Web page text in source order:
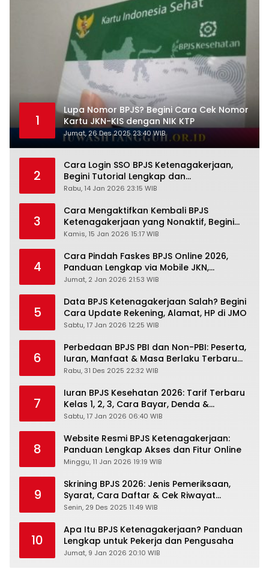
1
Lupa Nomor BPJS? Begini Cara Cek Nomor
Kartu JKN-KIS dengan NIK KTP
Jumat, 26 Des 2025 23:40 WIB
2
Cara Login SSO BPJS Ketenagakerjaan,
Begini Tutorial Lengkap dan
Pengertiannya
Rabu, 14 Jan 2026 23:15 WIB
3
Cara Mengaktifkan Kembali BPJS
Ketenagakerjaan yang Nonaktif, Begini
Panduan Lengkapnya
Kamis, 15 Jan 2026 15:17 WIB
4
Cara Pindah Faskes BPJS Online 2026,
Panduan Lengkap via Mobile JKN,
PANDAWA & Offiline Kantor Cabang
Jumat, 2 Jan 2026 21:53 WIB
5
Data BPJS Ketenagakerjaan Salah? Begini
Cara Update Rekening, Alamat, HP di JMO
Sabtu, 17 Jan 2026 12:25 WIB
6
Perbedaan BPJS PBI dan Non-PBI: Peserta,
Iuran, Manfaat & Masa Berlaku Terbaru
2026
Rabu, 31 Des 2025 22:32 WIB
7
Iuran BPJS Kesehatan 2026: Tarif Terbaru
Kelas 1, 2, 3, Cara Bayar, Denda &
Panduan Lengkap Peserta JKN-KIS
Sabtu, 17 Jan 2026 06:40 WIB
8
Website Resmi BPJS Ketenagakerjaan:
Panduan Lengkap Akses dan Fitur Online
Minggu, 11 Jan 2026 19:19 WIB
9
Skrining BPJS 2026: Jenis Pemeriksaan,
Syarat, Cara Daftar & Cek Riwayat
Kesehatan Gratis
Senin, 29 Des 2025 11:49 WIB
10
Apa Itu BPJS Ketenagakerjaan? Panduan
Lengkap untuk Pekerja dan Pengusaha
Jumat, 9 Jan 2026 20:10 WIB